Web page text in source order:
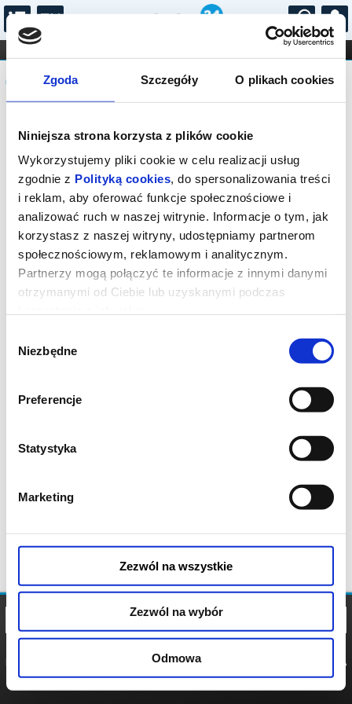
Zgoda Szczegóły O plikach cookies
Niniejsza strona korzysta z plików cookie
Wykorzystujemy pliki cookie w celu realizacji usług
zgodnie z Polityką cookies, do spersonalizowania treści
i reklam, aby oferować funkcje społecznościowe i
analizować ruch w naszej witrynie. Informacje o tym, jak
korzystasz z naszej witryny, udostępniamy partnerom
społecznościowym, reklamowym i analitycznym.
Partnerzy mogą połączyć te informacje z innymi danymi
otrzymanymi od Ciebie lub uzyskanymi podczas
zgody
Niezbędne
Preferencje
Statystyka
Marketing
Zezwól na wszystkie
Zezwól na wybór
Odmowa
...
FILHARMONIA OPERA I BALET
STAND-UP
DLA DZIECI
Komunikat
Sprzedaż biletów on-line na wydarzenie
została zakończona.
POLITYKA
POLITYKA